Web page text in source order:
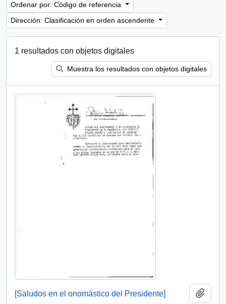
Ordenar por: Código de referencia
Dirección: Clasificación en orden ascendente
1 resultados con objetos digitales
Muestra los resultados con objetos digitales
[Saludos en el onomástico del Presidente]